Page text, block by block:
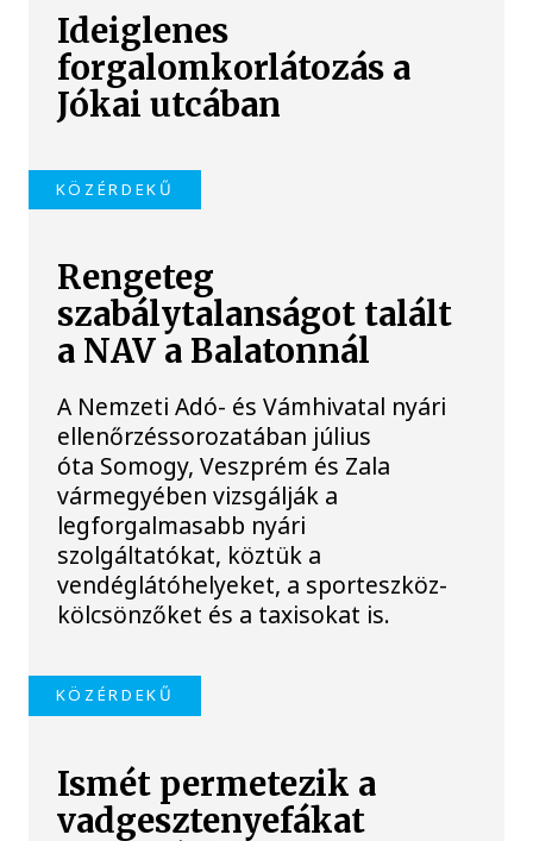
Ideiglenes
forgalomkorlátozás a
Jókai utcában
KÖZÉRDEKŰ
Rengeteg
szabálytalanságot talált
a NAV a Balatonnál
A Nemzeti Adó- és Vámhivatal nyári
ellenőrzéssorozatában július
óta Somogy, Veszprém és Zala
vármegyében vizsgálják a
legforgalmasabb nyári
szolgáltatókat, köztük a
vendéglátóhelyeket, a sporteszköz-
kölcsönzőket és a taxisokat is.
KÖZÉRDEKŰ
Ismét permetezik a
vadgesztenyefákat